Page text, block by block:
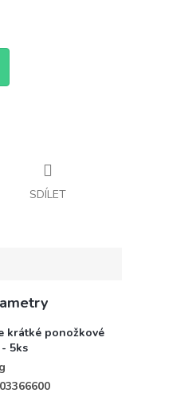
SDÍLET
krátké ponožkové
- 5ks